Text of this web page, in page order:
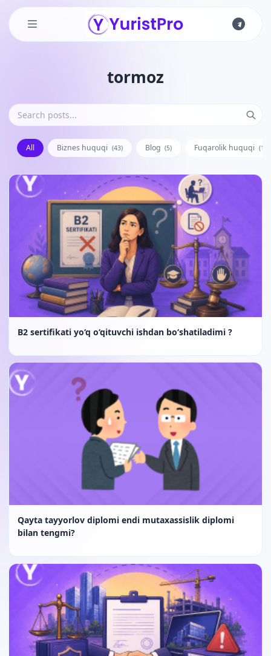
tormoz
All Biznes huquqi (43) Blog (5) Fuqarolik huquqi
B2 sertifikati yo‘q o‘qituvchi ishdan bo‘shatiladimi ?
Qayta tayyorlov diplomi endi mutaxassislik diplomi
bilan tengmi?